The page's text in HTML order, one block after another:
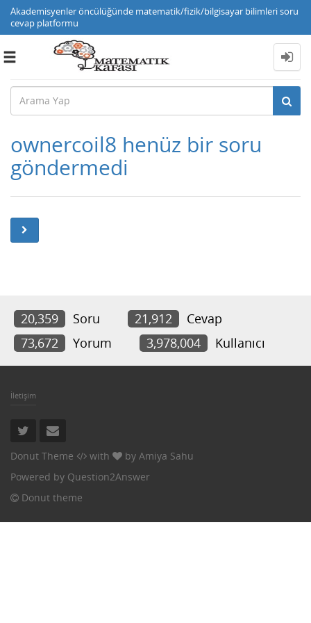
Akademisyenler öncülüğünde matematik/fizik/bilgisayar bilimleri soru
cevap platformu
Toggle
ownercoil8 henüz bir soru
göndermedi
20,359 Soru 21,912
Cevap
73,672
Yorum 3,978,004 Kullanıcı
İletişim
Donut Theme with by Amiya Sahu
Powered by Question2Answer
Donut theme